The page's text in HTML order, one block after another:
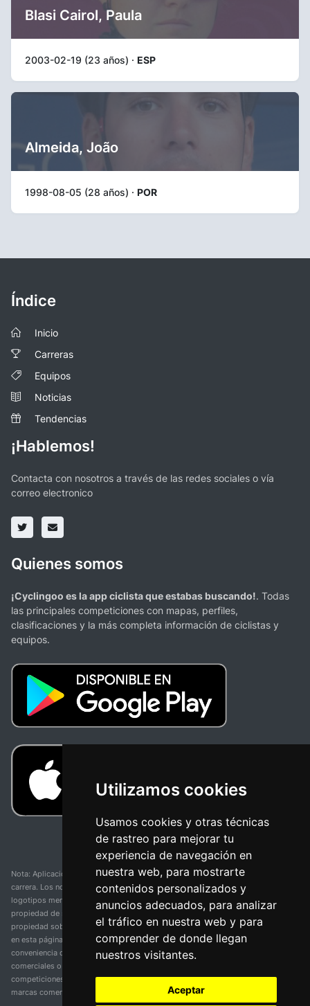
Utilizamos cookies
Usamos cookies y otras técnicas
de rastreo para mejorar tu
experiencia de navegación en
nuestra web, para mostrarte
contenidos personalizados y
anuncios adecuados, para analizar
el tráfico en nuestra web y para
comprender de donde llegan
nuestros visitantes.
Aceptar
Blasi Cairol, Paula
2003-02-19 (23 años) · ESP
Almeida, João
1998-08-05 (28 años) · POR
Índice
Inicio
Carreras
Equipos
Noticias
Tendencias
¡Hablemos!
Contacta con nosotros a través de las redes sociales o vía
correo electronico
Quienes somos
¡Cyclingoo es la app ciclista que estabas buscando!. Todas
las principales competiciones con mapas, perfiles,
clasificaciones y la más completa información de ciclistas y
equipos.
Nota: Aplicación y web no oficial y no relacionada con ninguna organización o
carrera. Los nombres de equipos, competiciones, marcas comerciales y
logotipos mencionados en esta página de resultados de ciclismo son
propiedad de sus respectivos dueños. No tenemos afiliación, patrocinio ni
propiedad sobre estas marcas comerciales. Toda la información proporcionada
en esta página se presenta únicamente con fines informativos y para la
conveniencia de nuestros usuarios. Cualquier uso de nombres, marcas
comerciales o logotipos tiene el único propósito de identificar equipos y
competiciones y no implica asociación o respaldo. Todos los derechos de las
marcas comerciales mencionadas aquí pertenecen a sus propietarios legítimos.